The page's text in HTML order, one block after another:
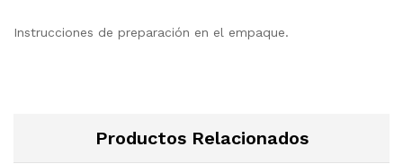
Instrucciones de preparación en el empaque.
Productos Relacionados